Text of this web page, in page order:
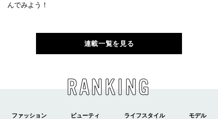
んでみよう！
連載一覧を見る
RANKING